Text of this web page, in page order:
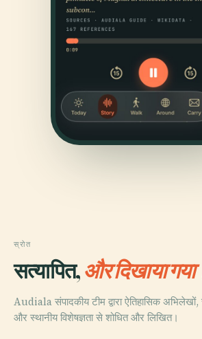
स्रोत
सत्यापित,और दिखाया
Audiala संपादकीय टीम द्वारा ऐतिहासिक अभिलेखों,
और स्थानीय विशेषज्ञता से शोधित और लिखित।